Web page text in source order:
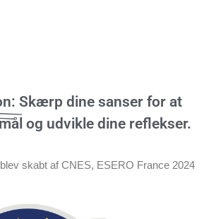
Skærp dine sanser for at
og udvikle dine reflekser.
skabt af CNES, ESERO France 2024